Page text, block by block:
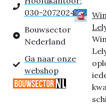
030-2072024
Bouwsector
Nederland
Ga naar onze
webshop